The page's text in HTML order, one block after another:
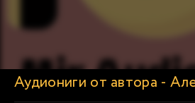
Аудиониги от автора -